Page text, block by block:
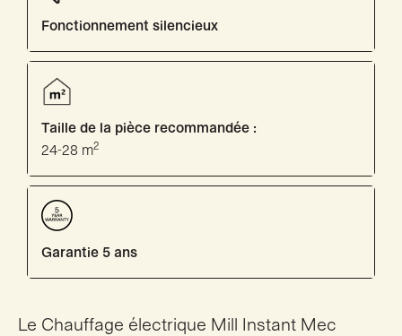
Fonctionnement silencieux
Taille de la pièce recommandée :
24-28 m2
Garantie 5 ans
Le Chauffage électrique Mill Instant Mec